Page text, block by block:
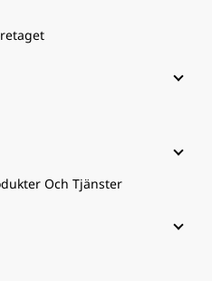
Och Tjänster